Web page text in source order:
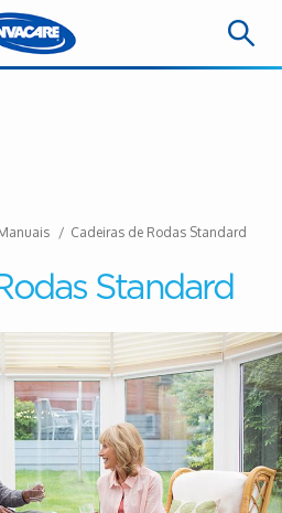
Cadeiras de Rodas Standard
Standard